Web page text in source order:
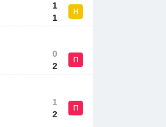
1
1
Н
0
2
П
1
2
П